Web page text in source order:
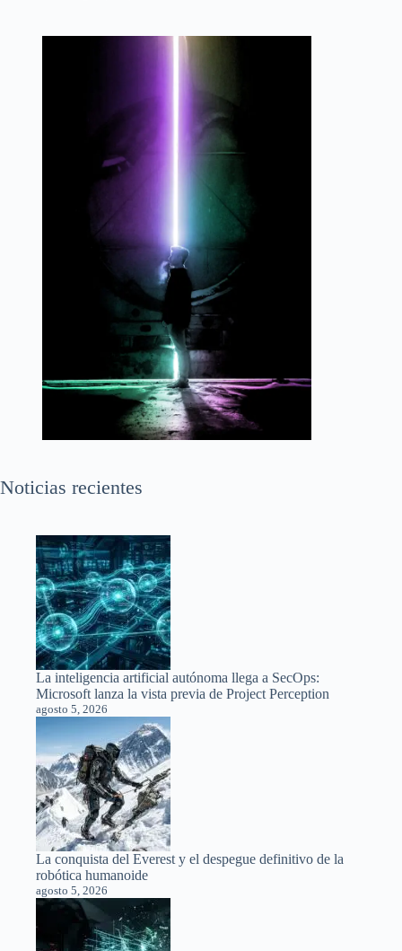
Noticias recientes
La inteligencia artificial autónoma llega a SecOps:
Microsoft lanza la vista previa de Project Perception
agosto 5, 2026
La conquista del Everest y el despegue definitivo de la
robótica humanoide
agosto 5, 2026